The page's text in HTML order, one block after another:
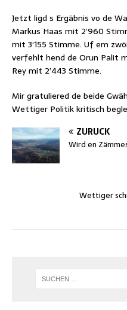
Jetzt ligd s Ergäbnis vo de
Markus Haas mit 2’960
mit 3‘155 Stimme. Uf em
verfehlt hend de Orun Palit
Rey mit 2’443 Stimme.
Mir gratuliered de beide
Wettiger Politik kritisch
ZURÜCK
Wird en
Wettiger